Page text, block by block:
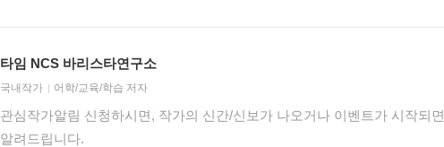
타임 NCS 바리스타연구소
국내작가 어학/교육/학습 저자
관심작가알림 신청하시면, 작가의 신간/신보가 나오거나 이벤트가 시작되면
알려드립니다.